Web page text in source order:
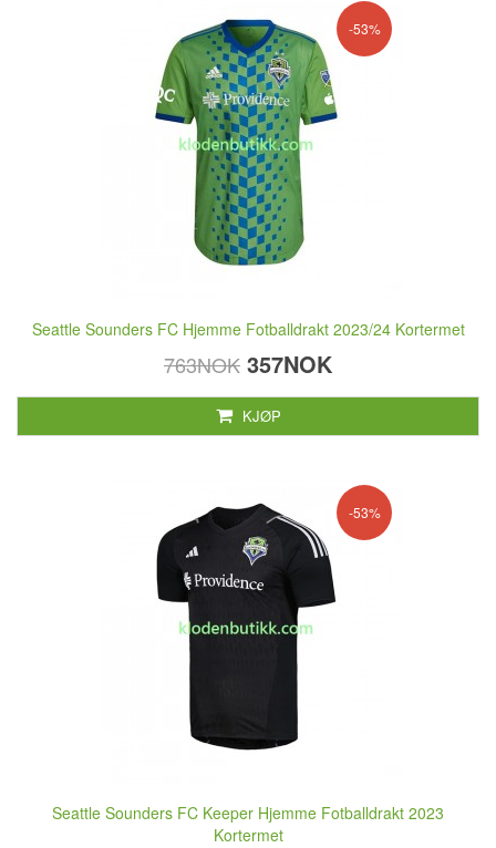
-53%
Seattle Sounders FC Hjemme Fotballdrakt 2023/24 Kortermet
763NOK 357NOK
KJØP
-53%
Seattle Sounders FC Keeper Hjemme Fotballdrakt 2023
Kortermet